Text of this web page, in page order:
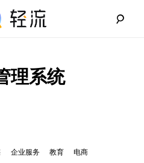
理系统
企业服务 教育
电商